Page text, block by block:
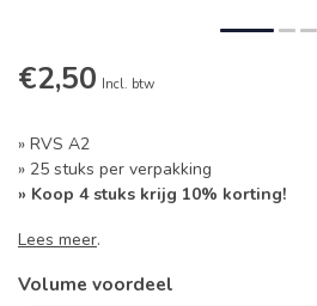
€2,50 Incl. btw
» RVS A2
» 25 stuks per verpakking
» Koop 4 stuks krijg 10% korting!
Lees meer.
Volume voordeel